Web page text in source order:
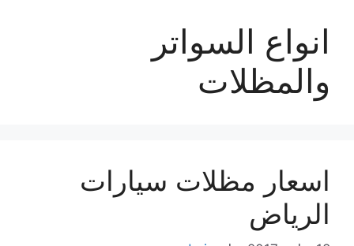
انواع السواتر
والمظلات
اسعار مظلات سيارات
الرياض